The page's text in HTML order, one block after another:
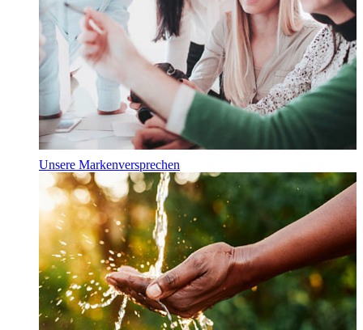
Unsere Markenversprechen